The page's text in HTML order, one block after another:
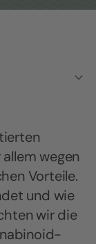
wegen
Vorteile.
und wie
wir die